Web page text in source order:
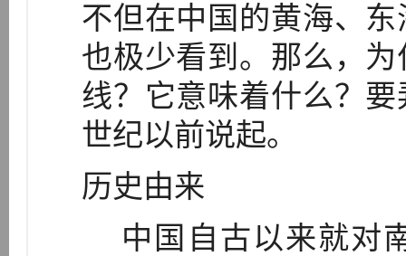
不但在中国的黄海、
也极少看到。那么，
线？它意味着什么？
世纪以前说起。
历史由来
中国自古以来就对